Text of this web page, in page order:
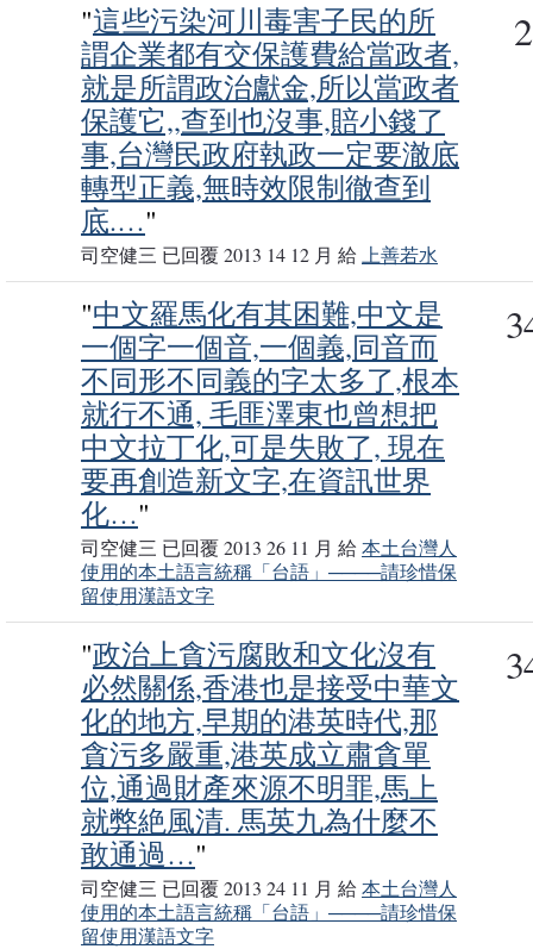
"這些污染河川毒害子民的所
謂企業都有交保護費給當政者,
就是所謂政治獻金,所以當政者
保護它,,查到也沒事,賠小錢了
事,台灣民政府執政一定要澈底
轉型正義,無時效限制徹查到
底.…"
司空健三 已回覆 2013 14 12 月 給 上善若水
2
"中文羅馬化有其困難,中文是
一個字一個音,一個義,同音而
不同形不同義的字太多了,根本
就行不通, 毛匪澤東也曾想把
中文拉丁化,可是失敗了, 現在
要再創造新文字,在資訊世界
化…"
司空健三 已回覆 2013 26 11 月 給本土台灣人
使用的本土語言統稱「台語」────請珍惜保
留使用漢語文字
"政治上貪污腐敗和文化沒有
必然關係,香港也是接受中華文
化的地方,早期的港英時代,那
貪污多嚴重,港英成立肅貪單
位,通過財產來源不明罪,馬上
就弊絶風清. 馬英九為什麼不
敢通過…"
司空健三 已回覆 2013 24 11 月 給本土台灣人
使用的本土語言統稱「台語」────請珍惜保
留使用漢語文字